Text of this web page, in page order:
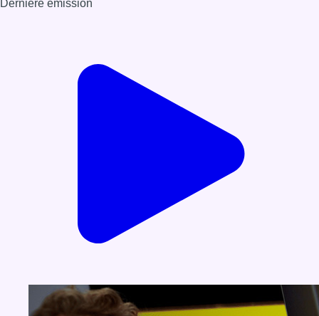
Dernière émission